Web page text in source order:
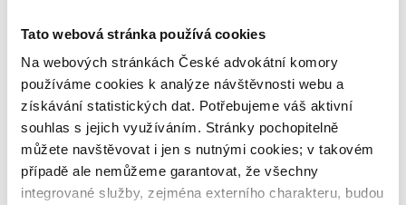
Tato webová stránka používá cookies
Na webových stránkách České advokátní komory
používáme cookies k analýze návštěvnosti webu a
získávání statistických dat. Potřebujeme váš aktivní
souhlas s jejich využíváním. Stránky pochopitelně
můžete navštěvovat i jen s nutnými cookies; v takovém
případě ale nemůžeme garantovat, že všechny
integrované služby, zejména externího charakteru, budou
http://www.karolas.cz
Email: info@karolas.cz